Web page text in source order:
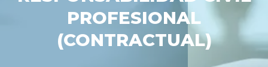
PROFESIONAL
(CONTRACTUAL)